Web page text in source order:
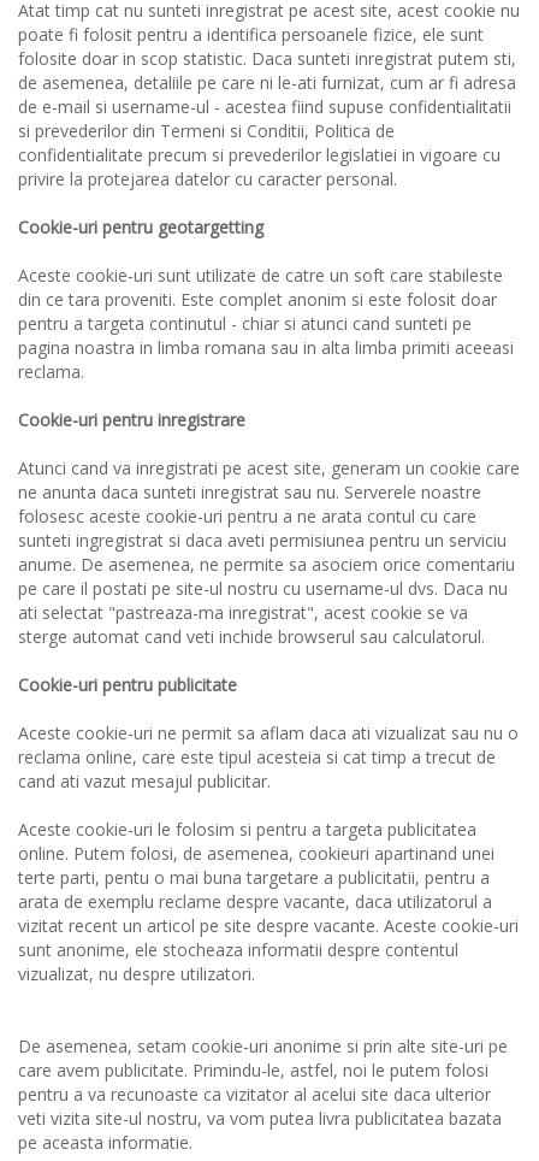
Atat timp cat nu sunteti inregistrat pe acest site, acest cookie nu
poate fi folosit pentru a identifica persoanele fizice, ele sunt
folosite doar in scop statistic. Daca sunteti inregistrat putem sti,
de asemenea, detaliile pe care ni le-ati furnizat, cum ar fi adresa
de e-mail si username-ul - acestea fiind supuse confidentialitatii
si prevederilor din Termeni si Conditii, Politica de
confidentialitate precum si prevederilor legislatiei in vigoare cu
privire la protejarea datelor cu caracter personal.
Cookie-uri pentru geotargetting
Aceste cookie-uri sunt utilizate de catre un soft care stabileste
din ce tara proveniti. Este complet anonim si este folosit doar
pentru a targeta continutul - chiar si atunci cand sunteti pe
pagina noastra in limba romana sau in alta limba primiti aceeasi
reclama.
Cookie-uri pentru inregistrare
Atunci cand va inregistrati pe acest site, generam un cookie care
ne anunta daca sunteti inregistrat sau nu. Serverele noastre
folosesc aceste cookie-uri pentru a ne arata contul cu care
sunteti ingregistrat si daca aveti permisiunea pentru un serviciu
anume. De asemenea, ne permite sa asociem orice comentariu
pe care il postati pe site-ul nostru cu username-ul dvs. Daca nu
ati selectat "pastreaza-ma inregistrat", acest cookie se va
sterge automat cand veti inchide browserul sau calculatorul.
Cookie-uri pentru publicitate
Aceste cookie-uri ne permit sa aflam daca ati vizualizat sau nu o
reclama online, care este tipul acesteia si cat timp a trecut de
cand ati vazut mesajul publicitar.
Aceste cookie-uri le folosim si pentru a targeta publicitatea
online. Putem folosi, de asemenea, cookieuri apartinand unei
terte parti, pentu o mai buna targetare a publicitatii, pentru a
arata de exemplu reclame despre vacante, daca utilizatorul a
vizitat recent un articol pe site despre vacante. Aceste cookie-uri
sunt anonime, ele stocheaza informatii despre contentul
vizualizat, nu despre utilizatori.
De asemenea, setam cookie-uri anonime si prin alte site-uri pe
care avem publicitate. Primindu-le, astfel, noi le putem folosi
pentru a va recunoaste ca vizitator al acelui site daca ulterior
veti vizita site-ul nostru, va vom putea livra publicitatea bazata
pe aceasta informatie.